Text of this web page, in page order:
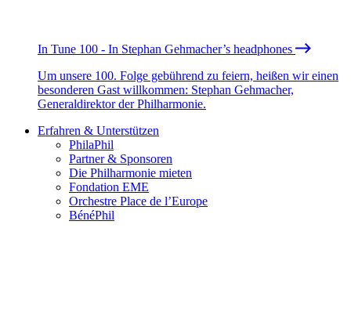
In Tune 100 - In Stephan Gehmacher’s headphones
Um unsere 100. Folge gebührend zu feiern, heißen wir einen
besonderen Gast willkommen: Stephan Gehmacher,
Generaldirektor der Philharmonie.
Erfahren & Unterstützen
PhilaPhil
Partner & Sponsoren
Die Philharmonie mieten
Fondation EME
Orchestre Place de l’Europe
BénéPhil